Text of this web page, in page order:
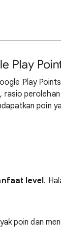
Play
Play
poin
level.
poin dan